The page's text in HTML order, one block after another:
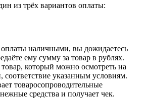
из трёх вариантов оплаты:
наличными, вы дожидаетесь
ему сумму за товар в рублях.
товар, который можно осмотреть на
указанным условиям.
товаросопроводительные
средства и получает чек.